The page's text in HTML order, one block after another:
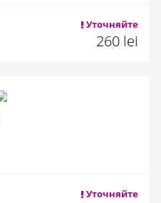
Уточняйте
260 lei
Уточняйте